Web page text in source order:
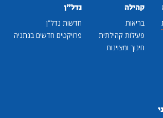
קהילה
בריאות
פעילות קהילתית
חינוך ומצוינות
נדל"ן
חדשות נדל"ן
פרויקטים חדשים בנתניה